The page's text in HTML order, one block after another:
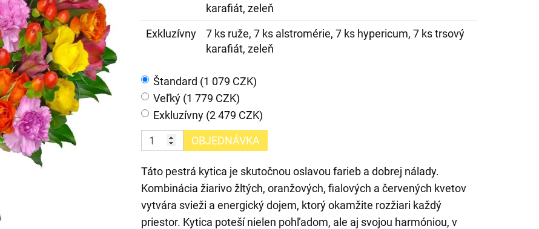
karafiát, zeleň
Exkluzívny
7 ks ruže, 7 ks alstromérie, 7 ks hypericum, 7 ks trsový
karafiát, zeleň
Štandard (1 079 CZK)
Veľký (1 779 CZK)
Exkluzívny (2 479 CZK)
OBJEDNÁVKA
Táto pestrá kytica je skutočnou oslavou farieb a dobrej nálady.
Kombinácia žiarivo žltých, oranžových, fialových a červených kvetov
vytvára svieži a energický dojem, ktorý okamžite rozžiari každý
priestor. Kytica poteší nielen pohľadom, ale aj svojou harmóniou, v